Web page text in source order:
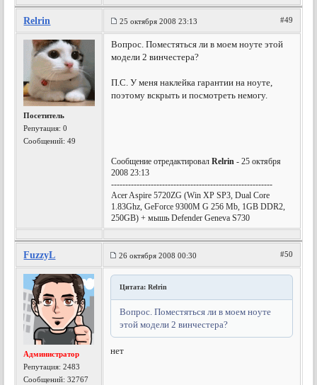
Relrin 25 октября 2008 23:13 #49
Посетитель
Репутация:0
Сообщений: 49
Вопрос. Поместяться ли в моем ноуте этой
модели 2 винчестера?
П.С. У меня наклейка гарантии на ноуте,
поэтому вскрыть и посмотреть немогу.
Сообщение отредактировалRelrin - 25 октября
2008 23:13
---------------------------------------------------------
Acer Aspire 5720ZG (Win XP SP3, Dual Core
1.83Ghz, GeForce 9300M G 256 Mb, 1GB DDR2,
250GB) + мышь Defender Geneva S730
FuzzyL 26 октября 2008 00:30 #50
Администратор
Репутация:2483
Сообщений: 32767
Цитата: Relrin
Вопрос. Поместяться ли в моем ноуте
этой модели 2 винчестера?
нет